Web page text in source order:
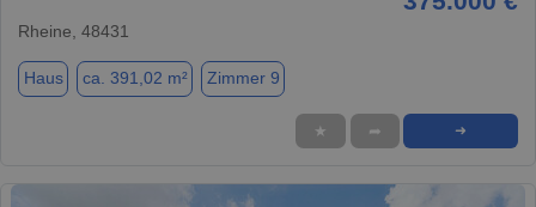
Rheine, 48431
Haus ca. 391,02 m² Zimmer 9
★ ➦ ➜